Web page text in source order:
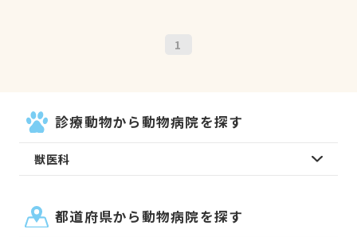
1
診療動物から動物病院を探す
獣医科
都道府県から動物病院を探す